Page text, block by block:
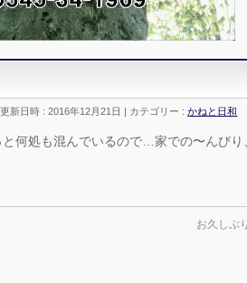
新日時 : 2016年12月21日 カテゴリー :かねと日和
何処も混んでいるので…家での〜んびり
お久しぶ